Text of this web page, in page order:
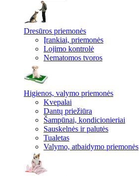
Dresūros priemonės
Įrankiai, priemonės
Lojimo kontrolė
Nematomos tvoros
Higienos, valymo priemonės
Kvepalai
Dantų priežiūra
Šampūnai, kondicionieriai
Sauskelnės ir palutės
Tualetas
Valymo, atbaidymo priemonės